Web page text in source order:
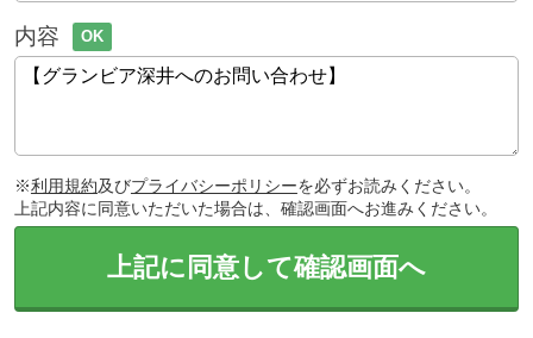
内容 OK
※利用規約及びプライバシーポリシーを必ずお読みください。
上記内容に同意いただいた場合は、確認画面へお進みください。
上記に同意して確認画面へ